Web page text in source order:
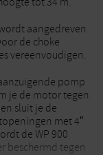
aangedreven
de choke
vereenvoudigen.
pomp
je de motor tegen
sluit je de
met 4″
de WP 900
beschermd tegen